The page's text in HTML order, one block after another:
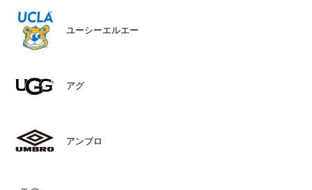
ユーシーエルエー
アグ
アンブロ